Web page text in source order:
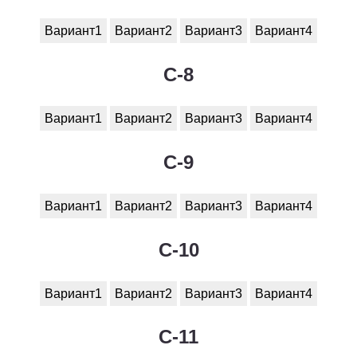
Вариант1 Вариант2 Вариант3 Вариант4
C-8
Вариант1 Вариант2 Вариант3 Вариант4
C-9
Вариант1 Вариант2 Вариант3 Вариант4
C-10
Вариант1 Вариант2 Вариант3 Вариант4
C-11